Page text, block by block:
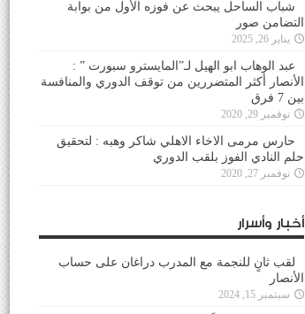
شباب الساحل يبحث عن فوزه الأول من بوابة
التضامن صور
يناير 26, 2025
عبد الوهاب ابو الهيل لـ”المايسترو سبورت ” :
الأنصار أكثر المتضررين من توقف الدوري والمنافسة
بين 7 فرق
نوفمبر 29, 2020
حارس مرمى الاخاء الاهلي شاكر وهبه : لتحقيق
حلم النادي الفوز بلقب الدوري
نوفمبر 27, 2020
أخبار وأسرار
لقب ثانٍ للنجمة مع المدرب دراغان على حساب
الأنصار
سبتمبر 15, 2024